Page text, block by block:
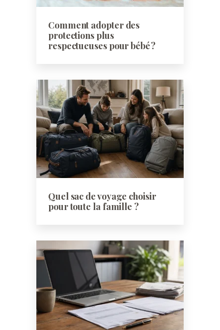
Comment adopter des
protections plus
respectueuses pour bébé ?
Quel sac de voyage choisir
pour toute la famille ?